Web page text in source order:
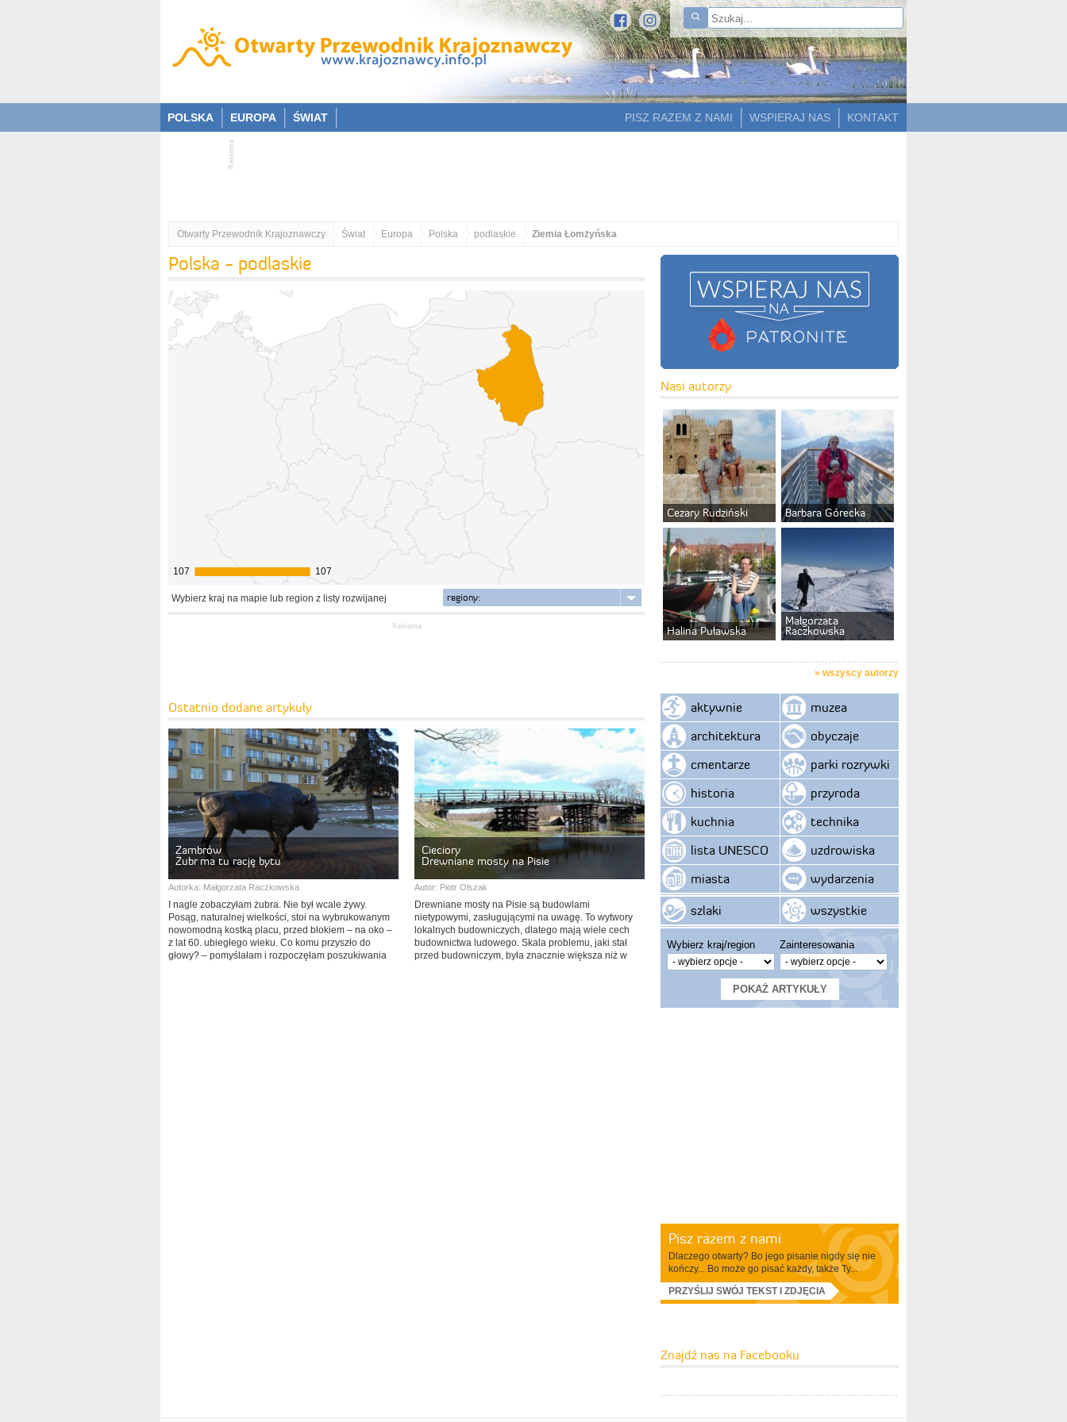
POLSKA EUROPA ŚWIAT KONTAKT
WSPIERAJ NAS
PISZ RAZEM Z NAMI
Otwarty Przewodnik Krajoznawczy Świat Europa Polska podlaskie Ziemia Łomżyńska
Polska - podlaskie
107
107 107
107
Wybierz kraj na mapie lub region z listy rozwijanej regiony:
Ostatnio dodane artykuły
Zambrów
Żubr ma tu rację bytu
Autorka: Małgorzata Raczkowska
I nagle zobaczyłam żubra. Nie był wcale żywy.
Posąg, naturalnej wielkości, stoi na wybrukowanym
nowomodną kostką placu, przed blokiem – na oko –
z lat 60. ubiegłego wieku. Co komu przyszło do
głowy? – pomyślałam i rozpoczęłam poszukiwania
Cieciory
Drewniane mosty na Pisie
Autor: Piotr Olszak
Drewniane mosty na Pisie są budowlami
nietypowymi, zasługującymi na uwagę. To wytwory
lokalnych budowniczych, dlatego mają wiele cech
budownictwa ludowego. Skala problemu, jaki stał
przed budowniczym, była znacznie większa niż w
Nasi autorzy
Cezary Rudziński Barbara Górecka
Halina Puławska
Małgorzata
Raczkowska
» wszyscy autorzy
aktywnie
architektura
cmentarze
historia
kuchnia
lista UNESCO
miasta
szlaki
muzea
obyczaje
parki rozrywki
przyroda
technika
uzdrowiska
wydarzenia
wszystkie
Wybierz kraj/region Zainteresowania
Pisz razem z nami
Dlaczego otwarty? Bo jego pisanie nigdy się nie
kończy... Bo może go pisać każdy, także Ty...
PRZYŚLIJ SWÓJ TEKST I ZDJĘCIA
Znajdź nas na Facebooku